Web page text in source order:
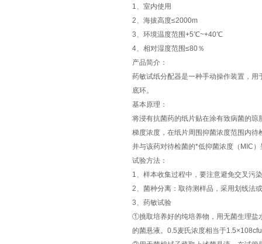
1、室内使用
2、海拔高度≤2000m
3、环境温度范围+5℃~+40℃
4、相对湿度范围≤80％
产品简介：
药敏试纸分配器是一种手动操作装置，
底环。
基本原理：
将浸有抗菌药的纸片贴在涂有致病菌的
梯度浓度，在纸片周围抑菌浓度范围内
并与该药对待检菌的*低抑菌浓度（MIC
试验方法：
1、样本收集过程中，要注意避免交叉污
2、菌种分离：取待测样品，采用划线法
3、药敏试验
①挑取培养好的纯培养物，用无菌生理盐
的菌悬液。0.5麦氏浓度相当于